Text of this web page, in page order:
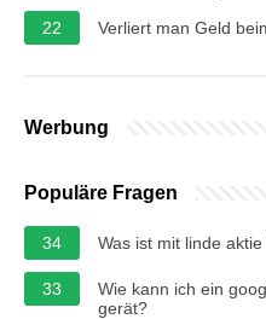
22
Verliert man Geld
Werbung
Populäre Fragen
34 Was ist mit linde
33
Wie kann ich ein
gerät?